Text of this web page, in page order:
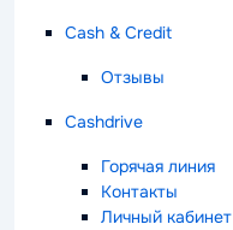
Cash & Credit
Отзывы
Cashdrive
Горячая линия
Контакты
Личный кабинет